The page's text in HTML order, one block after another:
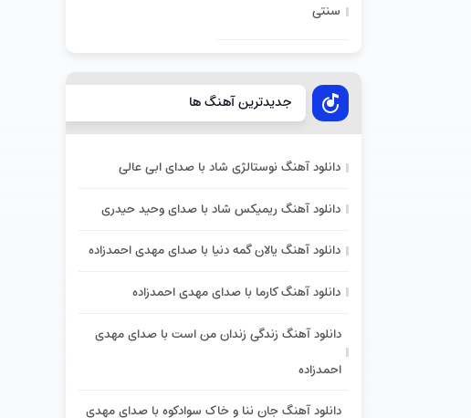
سنتی
جدیدترین آهنگ ها
دانلود آهنگ نوستالژی شاد با صدای ابی عالی
دانلود آهنگ ریمیکس شاد با صدای وحید حیدری
دانلود آهنگ یالان گمه دنیا با صدای مهدی احمدزاده
دانلود آهنگ کارما با صدای مهدی احمدزاده
دانلود آهنگ زندگی زندان من است با صدای مهدی
احمدزاده
دانلود آهنگ جان ننا و خاک سوادکوه با صدای مهدی